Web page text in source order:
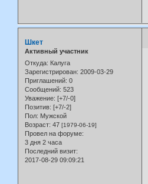
Шкет
Активный участник
Откуда: Калуга
Зарегистрирован: 2009-03-29
Приглашений: 0
Сообщений: 523
Уважение: [+7/-0]
Позитив: [+7/-2]
Пол: Мужской
Возраст: 47 [1979-06-19]
Провел на форуме:
3 дня 2 часа
Последний визит:
2017-08-29 09:09:21